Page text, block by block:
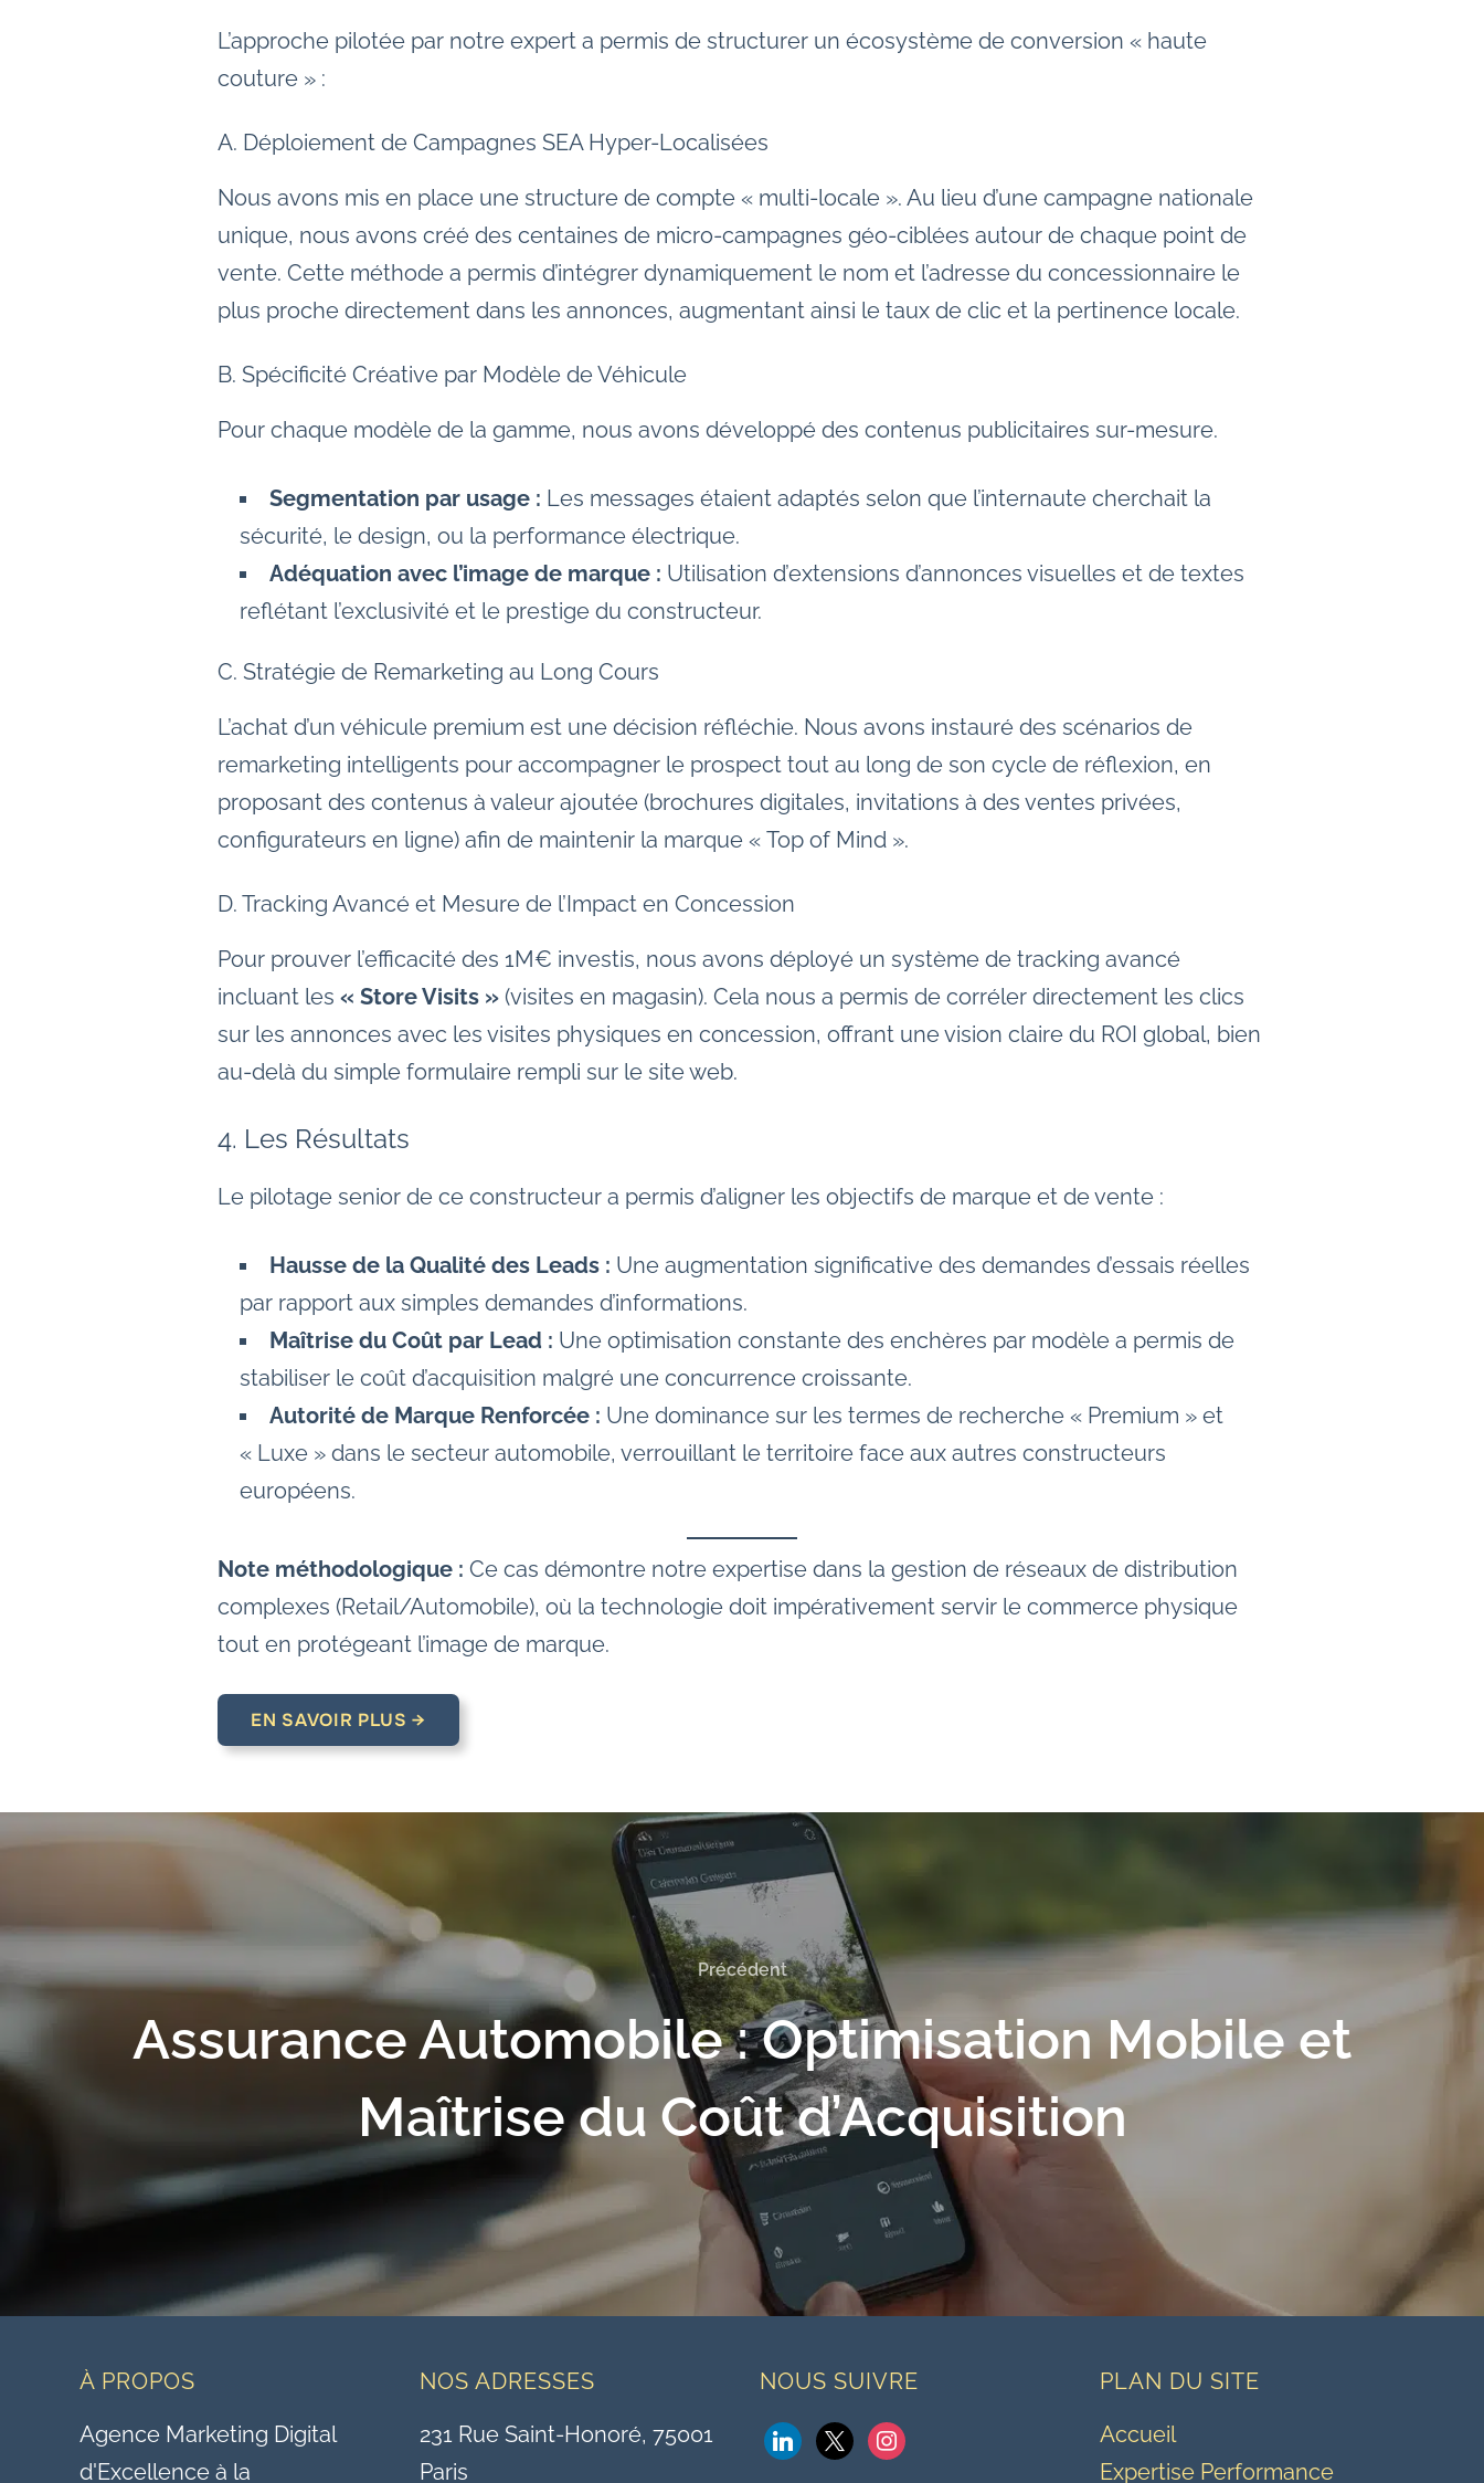
L’approche pilotée par notre expert a permis de structurer un écosystème de conversion « haute
couture » :
A. Déploiement de Campagnes SEA Hyper-Localisées
Nous avons mis en place une structure de compte « multi-locale ». Au lieu d’une campagne nationale
unique, nous avons créé des centaines de micro-campagnes géo-ciblées autour de chaque point de
vente. Cette méthode a permis d’intégrer dynamiquement le nom et l’adresse du concessionnaire le
plus proche directement dans les annonces, augmentant ainsi le taux de clic et la pertinence locale.
B. Spécificité Créative par Modèle de Véhicule
Pour chaque modèle de la gamme, nous avons développé des contenus publicitaires sur-mesure.
Segmentation par usage : Les messages étaient adaptés selon que l’internaute cherchait la
sécurité, le design, ou la performance électrique.
Adéquation avec l’image de marque : Utilisation d’extensions d’annonces visuelles et de textes
reflétant l’exclusivité et le prestige du constructeur.
C. Stratégie de Remarketing au Long Cours
L’achat d’un véhicule premium est une décision réfléchie. Nous avons instauré des scénarios de
remarketing intelligents pour accompagner le prospect tout au long de son cycle de réflexion, en
proposant des contenus à valeur ajoutée (brochures digitales, invitations à des ventes privées,
configurateurs en ligne) afin de maintenir la marque « Top of Mind ».
D. Tracking Avancé et Mesure de l’Impact en Concession
Pour prouver l’efficacité des 1M€ investis, nous avons déployé un système de tracking avancé
incluant les « Store Visits » (visites en magasin). Cela nous a permis de corréler directement les clics
sur les annonces avec les visites physiques en concession, offrant une vision claire du ROI global, bien
au-delà du simple formulaire rempli sur le site web.
4. Les Résultats
Le pilotage senior de ce constructeur a permis d’aligner les objectifs de marque et de vente :
Hausse de la Qualité des Leads : Une augmentation significative des demandes d’essais réelles
par rapport aux simples demandes d’informations.
Maîtrise du Coût par Lead : Une optimisation constante des enchères par modèle a permis de
stabiliser le coût d’acquisition malgré une concurrence croissante.
Autorité de Marque Renforcée : Une dominance sur les termes de recherche « Premium » et
« Luxe » dans le secteur automobile, verrouillant le territoire face aux autres constructeurs
européens.
Note méthodologique : Ce cas démontre notre expertise dans la gestion de réseaux de distribution
complexes (Retail/Automobile), où la technologie doit impérativement servir le commerce physique
tout en protégeant l’image de marque.
EN SAVOIR PLUS →
Précédent
Assurance Automobile : Optimisation Mobile et
Maîtrise du Coût d’Acquisition
À PROPOS
Agence Marketing Digital
d'Excellence à la
NOS ADRESSES
231 Rue Saint-Honoré, 75001
Paris
NOUS SUIVRE
linkedin
x instagram
PLAN DU SITE
Accueil
Expertise Performance